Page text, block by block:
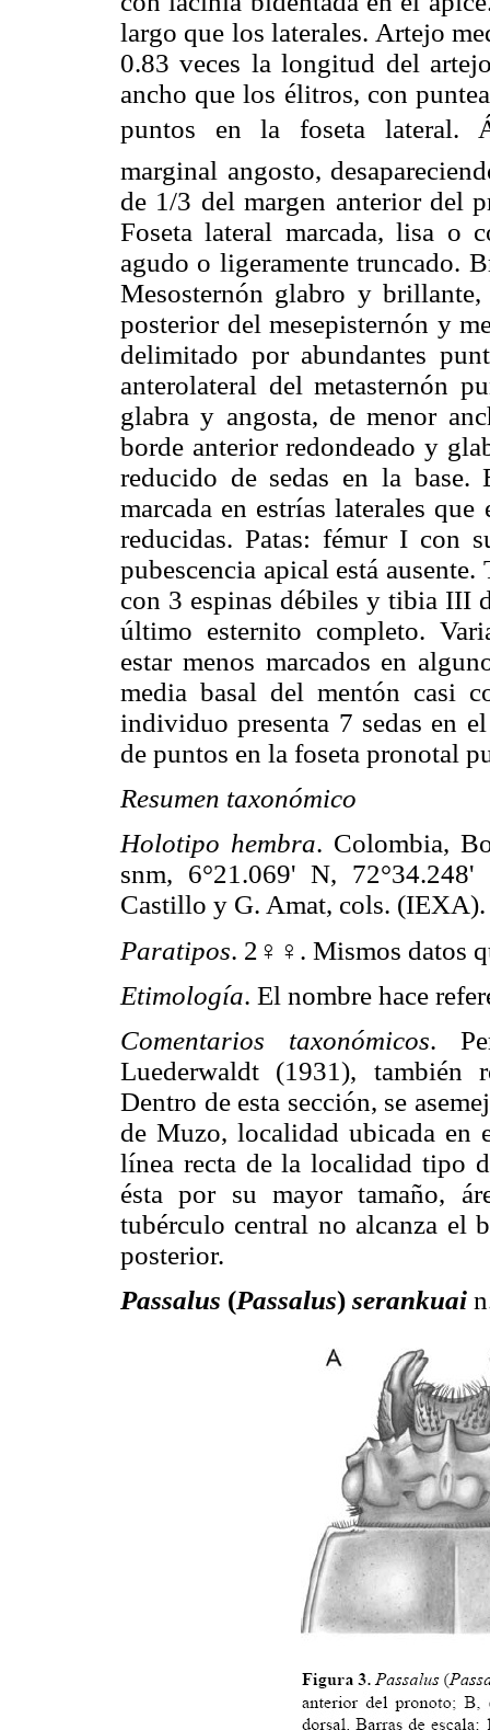
largo que los laterales. Artejo
0.83 veces la longitud del
ancho que los élitros, con
puntos en la foseta lateral.
marginal angosto,
de 1/3 del margen anterior del
Foseta lateral marcada, lisa o
agudo o ligeramente truncado.
Mesosternón glabro y
posterior del mesepisternón y
delimitado por abundantes
anterolateral del metasternón
glabra y angosta, de menor
borde anterior redondeado y
reducido de sedas en la base.
marcada en estrías laterales
reducidas. Patas: fémur I con
pubescencia apical está
con 3 espinas débiles y tibia III
último esternito completo.
estar menos marcados en
media basal del mentón casi
individuo presenta 7 sedas en
de puntos en la foseta pronotal
Resumen taxonómico
Holotipo hembra. Colombia,
snm, 6°21.069' N, 72°34.248'
Castillo y G. Amat, cols. (IEXA).
Paratipos. 2♀♀. Mismos datos
Etimología. El nombre hace
Comentarios taxonómicos.
Luederwaldt (1931),
Dentro de esta sección, se
de Muzo, localidad ubicada en
línea recta de la localidad tipo
ésta por su mayor tamaño,
tubérculo central no alcanza el
posterior.
Passalus (Passalus) serankuai